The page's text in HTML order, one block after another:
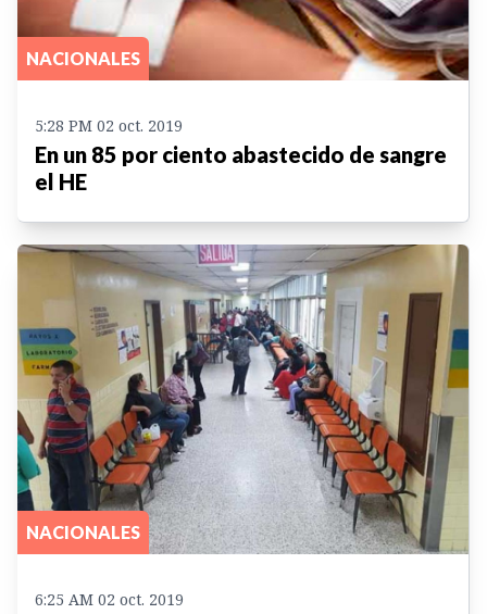
NACIONALES
5:28 PM 02 oct. 2019
En un 85 por ciento abastecido de sangre
el HE
NACIONALES
6:25 AM 02 oct. 2019